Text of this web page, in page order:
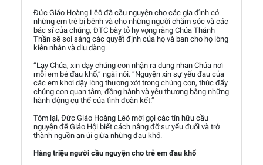
Đức Giáo Hoàng Lêô đã cầu nguyện cho các gia đình có
những em trẻ bị bệnh và cho những người chăm sóc và các
bác sĩ của chúng, ĐTC bày tỏ hy vọng rằng Chúa Thánh
Thần sẽ soi sáng các quyết định của họ và ban cho họ lòng
kiên nhẫn và dịu dàng.
“Lạy Chúa, xin dạy chúng con nhận ra dung nhan Chúa nơi
mỗi em bé đau khổ,” ngài nói. “Nguyện xin sự yếu đau của
các em khơi dậy lòng thương xót trong chúng con, thúc đẩy
chúng con quan tâm, đồng hành và yêu thương bằng những
hành động cụ thể của tình đoàn kết.”
Tóm lại, Đức Giáo Hoàng Lêô mời gọi các tín hữu cầu
nguyện để Giáo Hội biết cách nâng đỡ sự yếu đuối và trở
thành nguồn an ủi giữa những đau khổ.
Hàng triệu người cầu nguyện cho trẻ em đau khổ